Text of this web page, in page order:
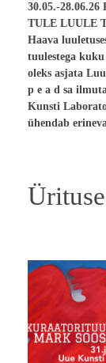
30.05.-
TULE LUULE
Haava
tuulestega
oleks asjata
p e a d sa
Kunsti
ühendab